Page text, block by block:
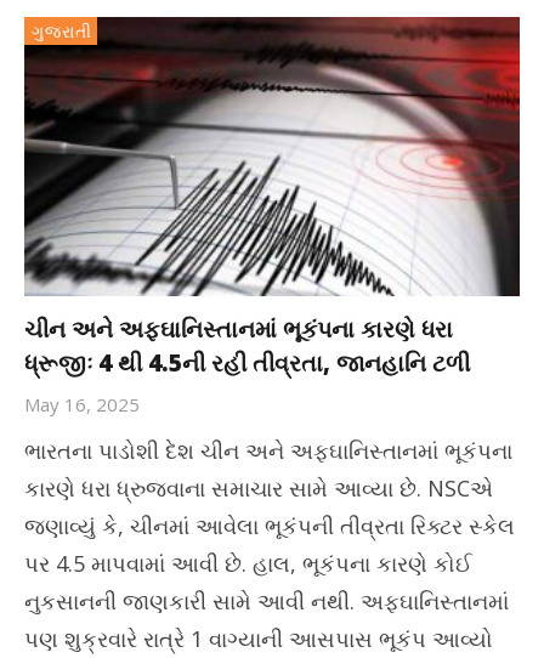
ગુજરાતી
ચીન અને અફઘાનિસ્તાનમાં ભૂકંપના કારણે ધરા
ધ્રૂજીઃ 4 થી 4.5ની રહી તીવ્રતા, જાનહાનિ ટળી
May 16, 2025
ભારતના પાડોશી દેશ ચીન અને અફઘાનિસ્તાનમાં ભૂકંપના
કારણે ધરા ધ્રુજવાના સમાચાર સામે આવ્યા છે. NSCએ
જણાવ્યું કે, ચીનમાં આવેલા ભૂકંપની તીવ્રતા રિક્ટર સ્કેલ
પર 4.5 માપવામાં આવી છે. હાલ, ભૂકંપના કારણે કોઈ
નુકસાનની જાણકારી સામે આવી નથી. અફઘાનિસ્તાનમાં
પણ શુક્રવારે રાત્રે 1 વાગ્યાની આસપાસ ભૂકંપ આવ્યો